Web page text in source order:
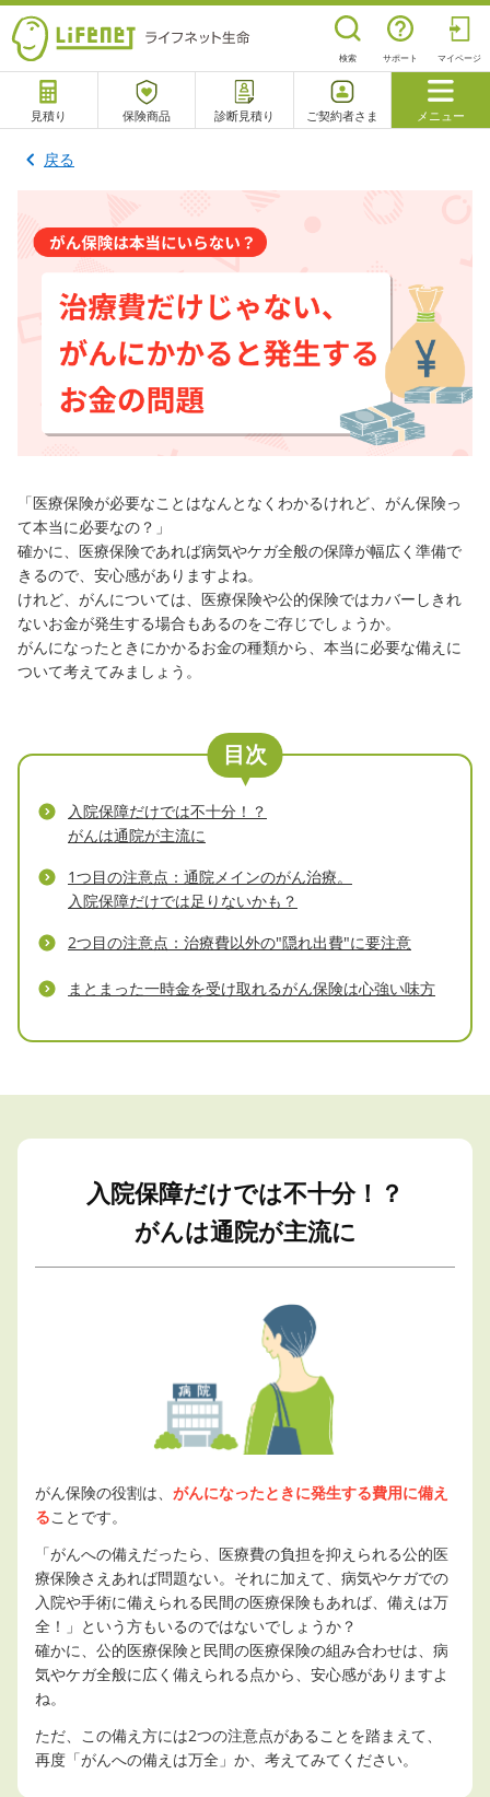
検索 サポート マイページ
見積り 保険商品 診断見積り ご契約者さま メニュー
サポート
戻る
「医療保険が必要なことはなんとなくわかるけれど、がん保険っ
て本当に必要なの？」
確かに、医療保険であれば病気やケガ全般の保障が幅広く準備で
きるので、安心感がありますよね。
けれど、がんについては、医療保険や公的保険ではカバーしきれ
ないお金が発生する場合もあるのをご存じでしょうか。
がんになったときにかかるお金の種類から、本当に必要な備えに
ついて考えてみましょう。
目次
入院保障だけでは不十分！？
がんは通院が主流に
1つ目の注意点：通院メインのがん治療。
入院保障だけでは足りないかも？
2つ目の注意点：治療費以外の"隠れ出費"に要注意
まとまった一時金を受け取れるがん保険は心強い味方
入院保障だけでは不十分！？
がんは通院が主流に
がん保険の役割は、 がんになったときに発生する費用に備え
ることです。
「がんへの備えだったら、医療費の負担を抑えられる公的医
療保険さえあれば問題ない。それに加えて、病気やケガでの
入院や手術に備えられる民間の医療保険もあれば、備えは万
全！」という方もいるのではないでしょうか？
確かに、公的医療保険と民間の医療保険の組み合わせは、病
気やケガ全般に広く備えられる点から、安心感がありますよ
ね。
ただ、この備え方には2つの注意点があることを踏まえて、
再度「がんへの備えは万全」か、考えてみてください。